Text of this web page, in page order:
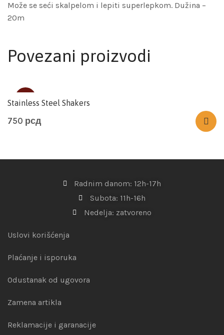
Može se seći skalpelom i lepiti superlepkom. Dužina –
20m
Povezani proizvodi
SOLD
Stainless Steel Shakers
750 рсд
Radnim danom: 12h-17h
Subota: 11h-16h
Nedelja: zatvoreno
Uslovi korišćenja
Plaćanje i isporuka
Odustanak od ugovora
Zamena artikla
Reklamacije i garanacije